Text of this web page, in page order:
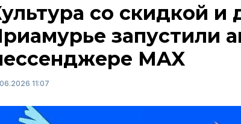
со скидкой и
запустили
MAX
11:07